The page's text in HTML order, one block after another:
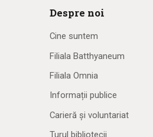
Despre noi
Cine suntem
Filiala Batthyaneum
Filiala Omnia
Informații publice
Carieră și voluntariat
Turul bibliotecii